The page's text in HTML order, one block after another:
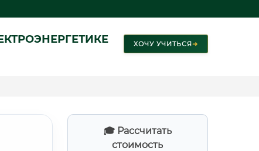
ХОЧУ УЧИТЬСЯ➜
🎓 Рассчитать
стоимость